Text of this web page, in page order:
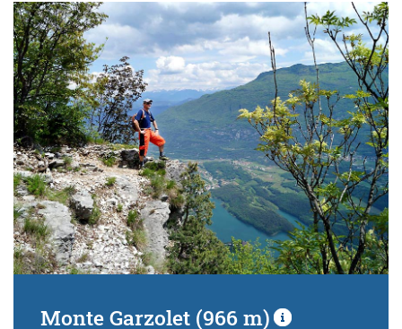
Schwierigkeitsgrad:
von
bis
Kondition (Tourdauer):
von
Suchbegriff:
Monte Garzolet (966 m)